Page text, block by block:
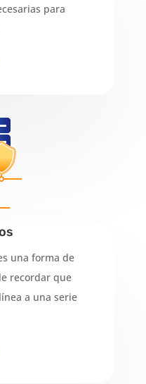
para
una forma de
recordar que
a una serie